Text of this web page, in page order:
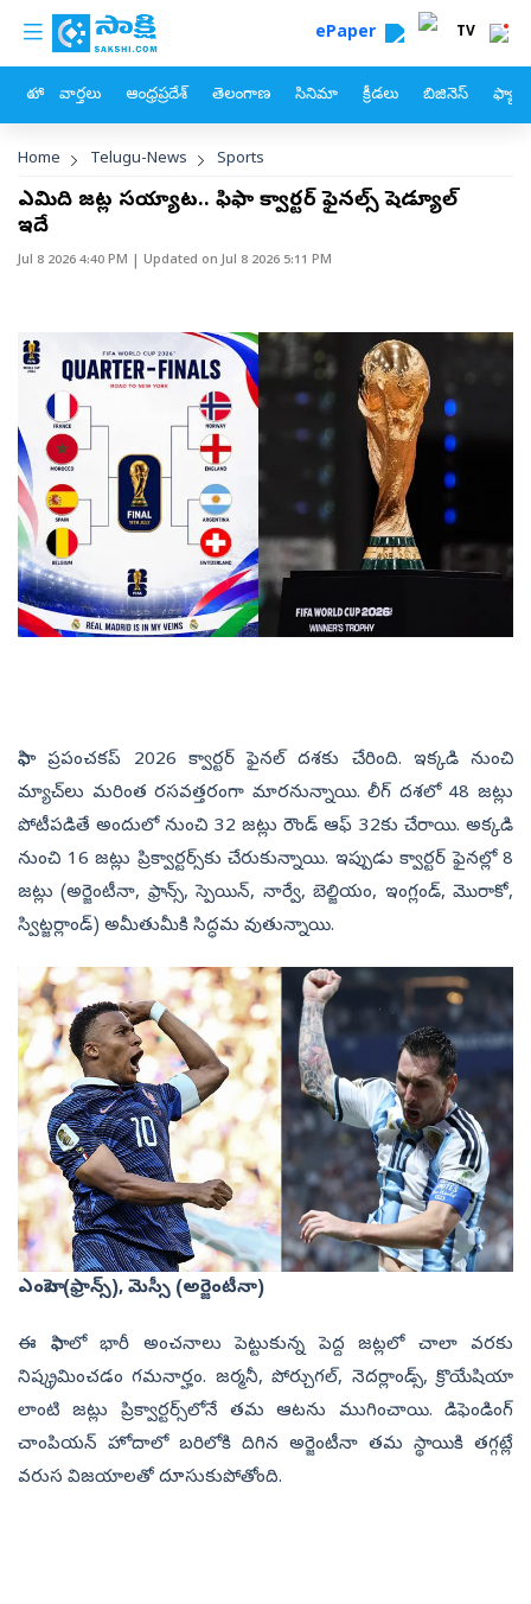
Skip to main content
custom menu ePaper TV
హోం వార్తలు ఆంధ్రప్రదేశ్ తెలంగాణ సినిమా క్రీడలు బిజినెస్
Breadcrumb
Home Telugu-News Sports
ఎనిమిది జట్ల సయ్యాట.. ఫిఫా క్వార్టర్‌ ఫైనల్స్‌ షెడ్యూల్‌
ఇదే
Jul 8 2026 4:40 PM | Updated onJul 8 2026 5:11 PM
ఫిఫా ప్ర‌పంచ‌క‌ప్ 2026 క్వార్టర్ ఫైన‌ల్ ద‌శ‌కు చేరింది. ఇక్క‌డి నుంచి
మ్యాచ్‌లు మ‌రింత ర‌స‌వ‌త్తరంగా మార‌నున్నాయి. లీగ్ ద‌శలో 48 జ‌ట్లు
పోటీప‌డితే అందులో నుంచి 32 జ‌ట్లు రౌండ్ ఆఫ్ 32కు చేరాయి. అక్క‌డి
నుంచి 16 జ‌ట్లు ప్రిక్వార్ట‌ర్స్‌కు చేరుకున్నాయి. ఇప్పుడు క్వార్ట‌ర్ ఫైన‌ల్లో 8
జ‌ట్లు (అర్జెంటీనా, ఫ్రాన్స్‌, స్పెయిన్‌, నార్వే, బెల్జియం, ఇంగ్లండ్‌, మొరాకో,
స్విట్జర్లాండ్‌) అమీతుమీకి సిద్ధ‌మ‌ వుతున్నాయి.
ఎంబాపె (ఫ్రాన్స్‌), మెస్సీ (అర్జెంటీనా)
ఈ ఫిఫాలో భారీ అంచ‌నాలు పెట్టుకున్న పెద్ద జట్ల‌లో చాలా వ‌ర‌కు
నిష్క్ర‌మించ‌డం గ‌మ‌నార్హం. జ‌ర్మ‌నీ, పోర్చుగ‌ల్‌, నెద‌ర్లాండ్స్‌, క్రొయేషియా
లాంటి జ‌ట్లు ప్రిక్వార్ట‌ర్స్‌లోనే త‌మ ఆట‌ను ముగించాయి. డిఫెండింగ్
చాంపియ‌న్ హోదాలో బ‌రిలోకి దిగిన అర్జెంటీనా త‌మ స్థాయికి త‌గ్గ‌ట్లే
వ‌రుస విజ‌యాల‌తో దూసుకుపోతోంది.